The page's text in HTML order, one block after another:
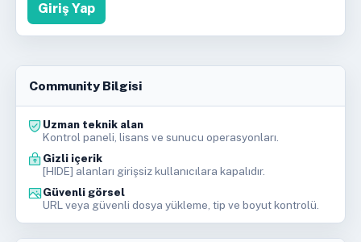
Giriş Yap
Community Bilgisi
Uzman teknik alan
Kontrol paneli, lisans ve sunucu operasyonları.
Gizli içerik
[HIDE] alanları girişsiz kullanıcılara kapalıdır.
Güvenli görsel
URL veya güvenli dosya yükleme, tip ve boyut kontrolü.